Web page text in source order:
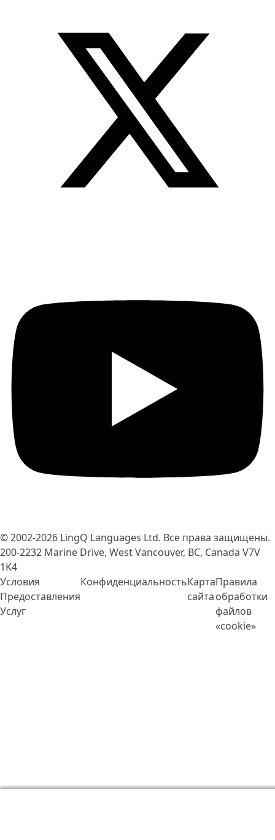
© 2002-2026 LingQ Languages Ltd. Все права защищены.
200-2232 Marine Drive, West Vancouver, BC, Canada V7V
1K4
Условия
Предоставления
Услуг
КонфиденциальностьКарта
сайта
Правила
обработки
файлов
«cookie»